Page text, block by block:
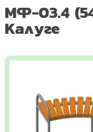
МФ-03.4
Калуге